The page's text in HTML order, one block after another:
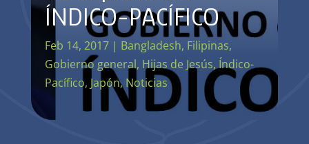
ÍNDICO-PACÍFICO
Feb 14, 2017| Bangladesh, Filipinas,
Gobierno general, Hijas de Jesús, Índico-
Pacífico, Japón, Noticias